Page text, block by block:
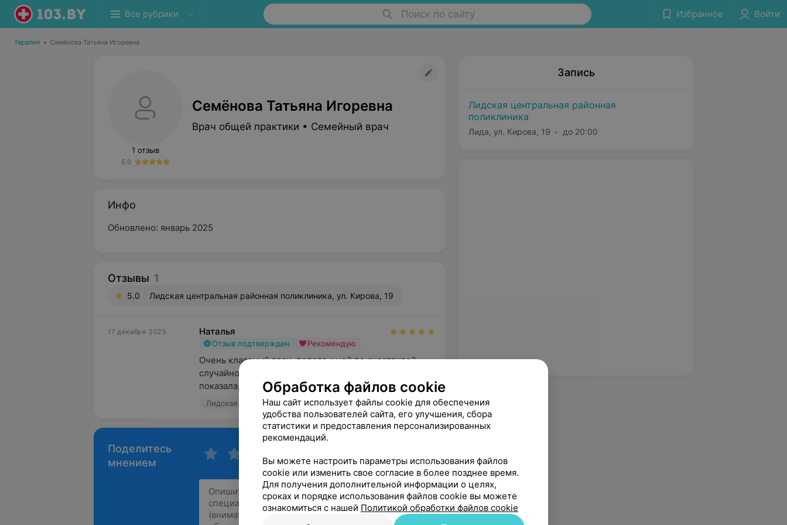
Все рубрики Поиск по сайту Избранное Войти
Терапия • Семёнова Татьяна Игоревна
1 отзыв
5.0
Семёнова Татьяна Игоревна
Врач общей практики • Семейный врач
Инфо
Обновлено: январь 2025
Отзывы 1
5.0 Лидская центральная районная поликлиника, ул. Кирова, 19
17 декабря 2025 Наталья
Отзыв подтвержден Рекомендую
Очень классный врач, попала к ней по счастливой
случайности. На приёме очень хорошо прослушала,
показала, где у меня хри...
Лидская центральная районная поликлиника, ул. Кирова, 19
Поделитесь
мнением
Запись
Лидская центральная районная
поликлиника
Лида, ул. Кирова, 19 до 20:00
Обработка файлов cookie
Наш сайт использует файлы cookie для обеспечения
удобства пользователей сайта, его улучшения, сбора
статистики и предоставления персонализированных
рекомендаций.
Вы можете настроить параметры использования файлов
cookie или изменить свое согласие в более позднее время.
Для получения дополнительной информации о целях,
сроках и порядке использования файлов cookie вы можете
ознакомиться с нашей Политикой обработки файлов cookie